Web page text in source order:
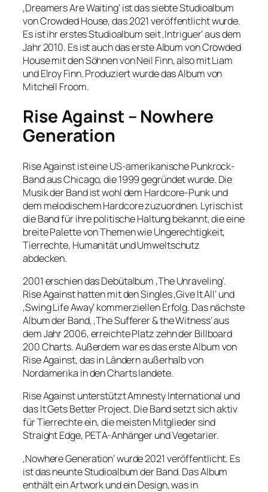
‚Dreamers Are Waiting‘ ist das siebte Studioalbum
von Crowded House, das 2021 veröffentlicht wurde.
Es ist ihr erstes Studioalbum seit ‚Intriguer‘ aus dem
Jahr 2010. Es ist auch das erste Album von Crowded
House mit den Söhnen von Neil Finn, also mit Liam
und Elroy Finn. Produziert wurde das Album von
Mitchell Froom.
Rise Against – Nowhere
Generation
Rise Against ist eine US-amerikanische Punkrock-
Band aus Chicago, die 1999 gegründet wurde. Die
Musik der Band ist wohl dem Hardcore-Punk und
dem melodischem Hardcore zuzuordnen. Lyrisch ist
die Band für ihre politische Haltung bekannt, die eine
breite Palette von Themen wie Ungerechtigkeit,
Tierrechte, Humanität und Umweltschutz
abdecken.
2001 erschien das Debütalbum ‚The Unraveling‘.
Rise Against hatten mit den Singles ‚Give It All‘ und
‚Swing Life Away‘ kommerziellen Erfolg. Das nächste
Album der Band, ‚The Sufferer & the Witness‘ aus
dem Jahr 2006, erreichte Platz zehn der Billboard
200 Charts. Außerdem war es das erste Album von
Rise Against, das in Ländern außerhalb von
Nordamerika in den Charts landete.
Rise Against unterstützt Amnesty International und
das It Gets Better Project. Die Band setzt sich aktiv
für Tierrechte ein, die meisten Mitglieder sind
Straight Edge, PETA-Anhänger und Vegetarier.
‚Nowhere Generation‘ wurde 2021 veröffentlicht. Es
ist das neunte Studioalbum der Band. Das Album
enthält ein Artwork und ein Design, was in